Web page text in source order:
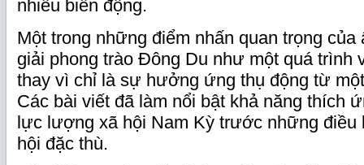
nhiều biến động.
Một trong những điểm nhấn quan trọng của
giải phong trào Đông Du như một quá trình
thay vì chỉ là sự hưởng ứng thụ động từ
Các bài viết đã làm nổi bật khả năng thích
lực lượng xã hội Nam Kỳ trước những điều
hội đặc thù.